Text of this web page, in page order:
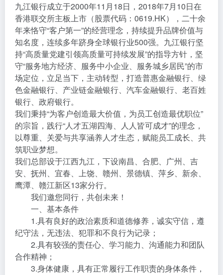
九江银行成立于2000年11月18日，2018年7月10日在
香港联交所主板上市（股票代码：0619.HK），二十余
年来恪守“客户第一”的经营理念，持续提升品牌价值与
知名度，连续多年跻身全球银行业500强。九江银行坚
持“高质量党建引领高质量可持续发展”的指导方针，坚
守“服务地方经济、服务中小企业、服务城乡居民”的市
场定位，立足当下，主动转型，打造普惠金融银行、绿
色金融银行、产业链金融银行、汽车金融银行、老百姓
银行、政府银行。
我们秉持“为客户创造最大价值，为员工创造最优职位”
的宗旨，践行“人才五湖四海、人人皆可成才”的理念，
以尊重、关爱与共享涵养人才生态，赋能员工成长、共
筑职业梦想。
我们总部设于江西九江，下设南昌、合肥、广州、吉
安、抚州、宜春、上饶、赣州、景德镇、萍乡、新余、
鹰潭、赣江新区13家分行。
我们邀您同行，共创未来！
一、基本条件
1.具有良好的政治素质和道德修养，诚实守信，遵
纪守法，无违法、犯罪和不良行为记录；
2.具有较强的责任心、学习能力、沟通能力和团队
合作精神；
3.身体健康，具有正常履行工作职责的身体条件，